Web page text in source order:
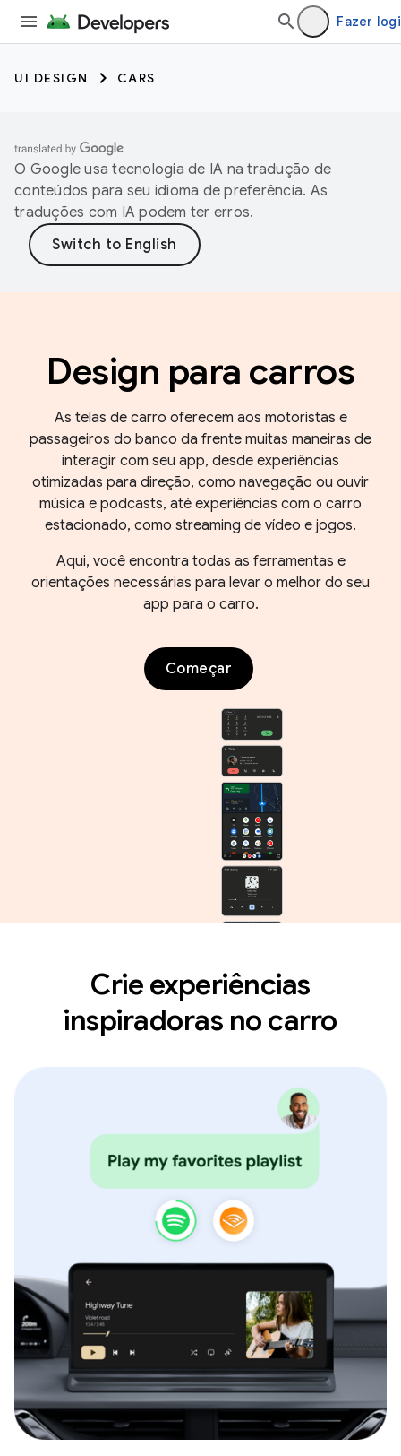
Fazer
UI DESIGN CARS
O Google usa tecnologia de IA na tradução de
conteúdos para seu idioma de preferência. As
traduções com IA podem ter erros.
Design para carros
As telas de carro oferecem aos motoristas e
passageiros do banco da frente muitas maneiras de
interagir com seu app, desde experiências
otimizadas para direção, como navegação ou ouvir
música e podcasts, até experiências com o carro
estacionado, como streaming de vídeo e jogos.
Aqui, você encontra todas as ferramentas e
orientações necessárias para levar o melhor do seu
app para o carro.
Começar
Crie experiências
inspiradoras no carro